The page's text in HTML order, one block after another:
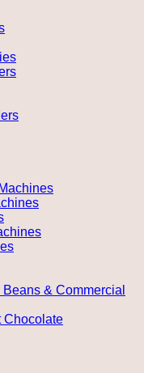
& Commercial
Chocolate